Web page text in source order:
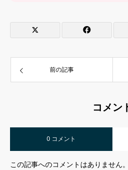
前の記事
コメン
0 コメント
この記事へのコメントはありません。